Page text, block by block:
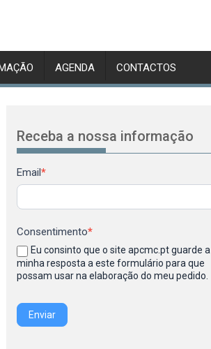
AGENDA CONTACTOS
Receba a nossa informação
Newsletter
Email *
Consentimento*
Eu consinto que o site apcmc.pt guarde a
minha resposta a este formulário para que
possam usar na elaboração do meu pedido.
Enviar